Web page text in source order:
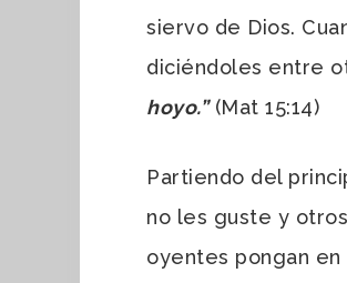
siervo de Dios.
diciéndoles entre
hoyo.”(Mat 15:14)
Partiendo del
no les guste y
oyentes pongan